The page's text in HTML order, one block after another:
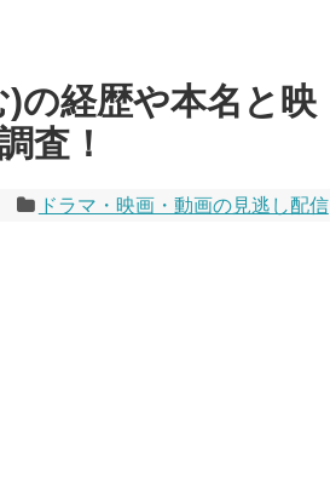
の経歴や本名と映
査！
ドラマ・映画・動画の見逃し配信